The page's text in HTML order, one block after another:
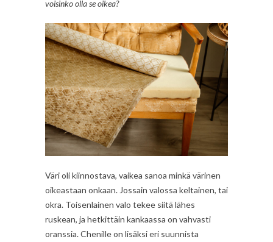
voisinko olla se oikea?
Väri oli kiinnostava, vaikea sanoa minkä värinen
oikeastaan onkaan. Jossain valossa keltainen, tai
okra. Toisenlainen valo tekee siitä lähes
ruskean, ja hetkittäin kankaassa on vahvasti
oranssia. Chenille on lisäksi eri suunnista